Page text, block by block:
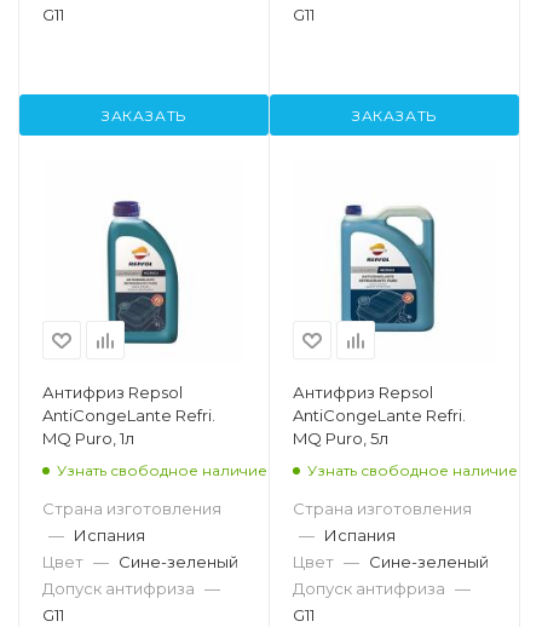
G11
ЗАКАЗАТЬ
G11
ЗАКАЗАТЬ
Антифриз Repsol
AntiCongeLante Refri.
MQ Puro, 1л
Узнать свободное наличие
Страна изготовления
— Испания
Цвет — Сине-зеленый
Допуск антифриза —
G11
Антифриз Repsol
AntiCongeLante Refri.
MQ Puro, 5л
Узнать свободное наличие
Страна изготовления
— Испания
Цвет — Сине-зеленый
Допуск антифриза —
G11